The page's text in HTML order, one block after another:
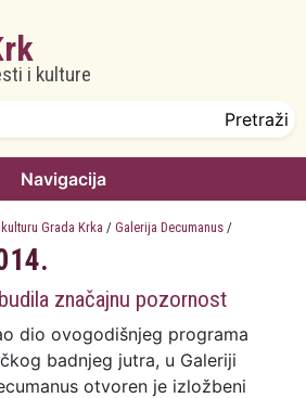
i kulture
Navigacija
Grada Krka / Galerija Decumanus /
značajnu pozornost
dio ovogodišnjeg programa
badnjeg jutra, u Galeriji
otvoren je izložbeni